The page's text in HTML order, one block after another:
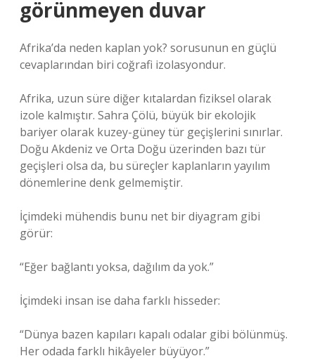
görünmeyen duvar
Afrika’da neden kaplan yok? sorusunun en güçlü
cevaplarından biri coğrafi izolasyondur.
Afrika, uzun süre diğer kıtalardan fiziksel olarak
izole kalmıştır. Sahra Çölü, büyük bir ekolojik
bariyer olarak kuzey-güney tür geçişlerini sınırlar.
Doğu Akdeniz ve Orta Doğu üzerinden bazı tür
geçişleri olsa da, bu süreçler kaplanların yayılım
dönemlerine denk gelmemiştir.
İçimdeki mühendis bunu net bir diyagram gibi
görür:
“Eğer bağlantı yoksa, dağılım da yok.”
İçimdeki insan ise daha farklı hisseder:
“Dünya bazen kapıları kapalı odalar gibi bölünmüş.
Her odada farklı hikâyeler büyüyor.”